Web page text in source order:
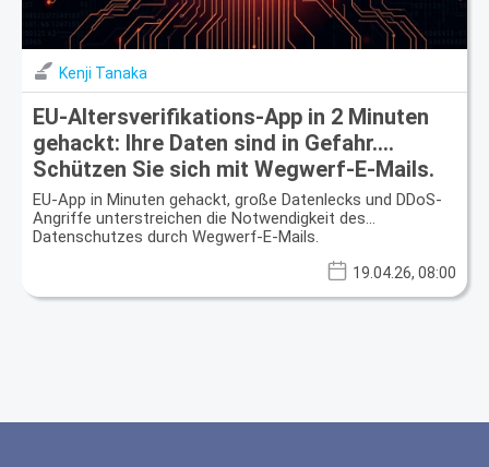
Kenji Tanaka
EU-Altersverifikations-App in 2 Minuten
gehackt: Ihre Daten sind in Gefahr.
Schützen Sie sich mit Wegwerf-E-Mails.
EU-App in Minuten gehackt, große Datenlecks und DDoS-
Angriffe unterstreichen die Notwendigkeit des
Datenschutzes durch Wegwerf-E-Mails.
19.04.26, 08:00